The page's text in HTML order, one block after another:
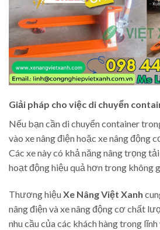
Giải pháp cho việc di chuyển
Nếu bạn cần di chuyển container
vào xe nâng điện hoặc xe nâng động
Các xe này có khả năng nâng trọng
hoạt động hiệu quả hơn trong không
Thương hiệuXe Nâng Việt Xanh
nâng điện và xe nâng động cơ chất
nhu cầu của các khách hàng trong